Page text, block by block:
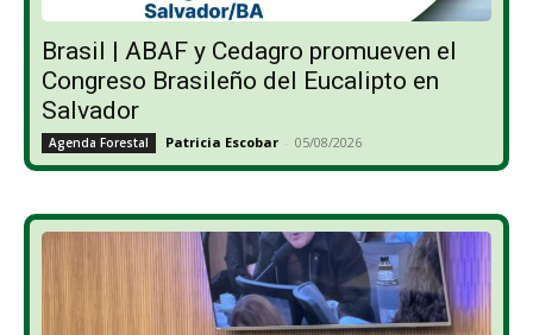
Brasil | ABAF y Cedagro promueven el
Congreso Brasileño del Eucalipto en
Salvador
Agenda Forestal Patricia Escobar - 05/08/2026